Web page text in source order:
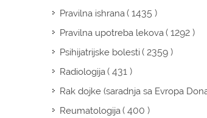
Pravilna ishrana( 1435 )
Pravilna upotreba lekova( 1292 )
Psihijatrijske bolesti( 2359 )
Radiologija( 431 )
Rak dojke (saradnja sa Evropa
Reumatologija( 400 )